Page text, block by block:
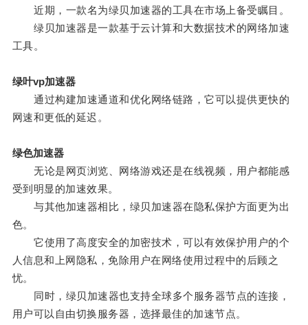
近期，一款名为绿贝加速器的工具在市场上备受瞩目。
绿贝加速器是一款基于云计算和大数据技术的网络加速
工具。
绿叶vp加速器
通过构建加速通道和优化网络链路，它可以提供更快的
网速和更低的延迟。
绿色加速器
无论是网页浏览、网络游戏还是在线视频，用户都能感
受到明显的加速效果。
与其他加速器相比，绿贝加速器在隐私保护方面更为出
色。
它使用了高度安全的加密技术，可以有效保护用户的个
人信息和上网隐私，免除用户在网络使用过程中的后顾之
忧。
同时，绿贝加速器也支持全球多个服务器节点的连接，
用户可以自由切换服务器，选择最佳的加速节点。